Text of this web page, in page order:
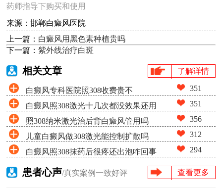
药师指导下购买和使用
来源：邯郸白癜风医院
上一篇： 白癜风用黑色素种植贵吗
下一篇：紫外线治疗白斑
相关文章 了解详情
白癜风专科医院照308收费贵不 351
白癜风照308激光十几次都没效果还用
照吗
351
照308纳米激光治后背白癜风管用吗 356
儿童白癜风做308激光能控制扩散吗 312
白癜风照308抹药后很疼还出泡咋回事 294
患者心声/真实案例一致好评 查看更多